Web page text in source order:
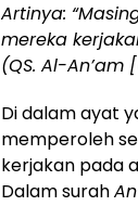
Artinya: “
mereka
(QS. Al-An’am
Di dalam ayat
memperoleh
kerjakan pada
Dalam surah